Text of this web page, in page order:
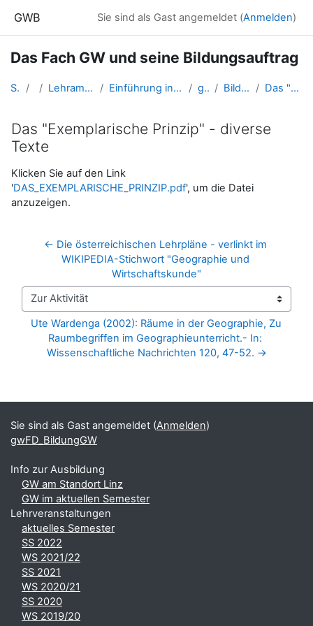
GWB Sie sind als Gast angemeldet (Anmelden)
Das Fach GW und seine Bildungsauftrag
Startseite Kurse Lehramtsausbildung GW im Cluster Österreich Mitte Einführung in die Fachdidaktik der Geographie und Wirtschaftskunde (GW B 1.2) gwFD_BildungGW Bildungsaufgabe des Faches GW Das "Exemplarische Prinzip" - diverse Texte
Das "Exemplarische Prinzip" - diverse
Texte
Abschlussbedingungen
Klicken Sie auf den Link
'DAS_EXEMPLARISCHE_PRINZIP.pdf', um die Datei
anzuzeigen.
← Die österreichischen Lehrpläne - verlinkt im
WIKIPEDIA-Stichwort "Geographie und
Wirtschaftskunde"
Zur Aktivität
Ute Wardenga (2002): Räume in der Geographie, Zu
Raumbegriffen im Geographieunterricht.- In:
Wissenschaftliche Nachrichten 120, 47-52. →
Ergänzungsblöcke
Sie sind als Gast angemeldet (Anmelden)
gwFD_BildungGW
Info zur Ausbildung
GW am Standort Linz
GW im aktuellen Semester
Lehrveranstaltungen
aktuelles Semester
SS 2022
WS 2021/22
SS 2021
WS 2020/21
SS 2020
WS 2019/20